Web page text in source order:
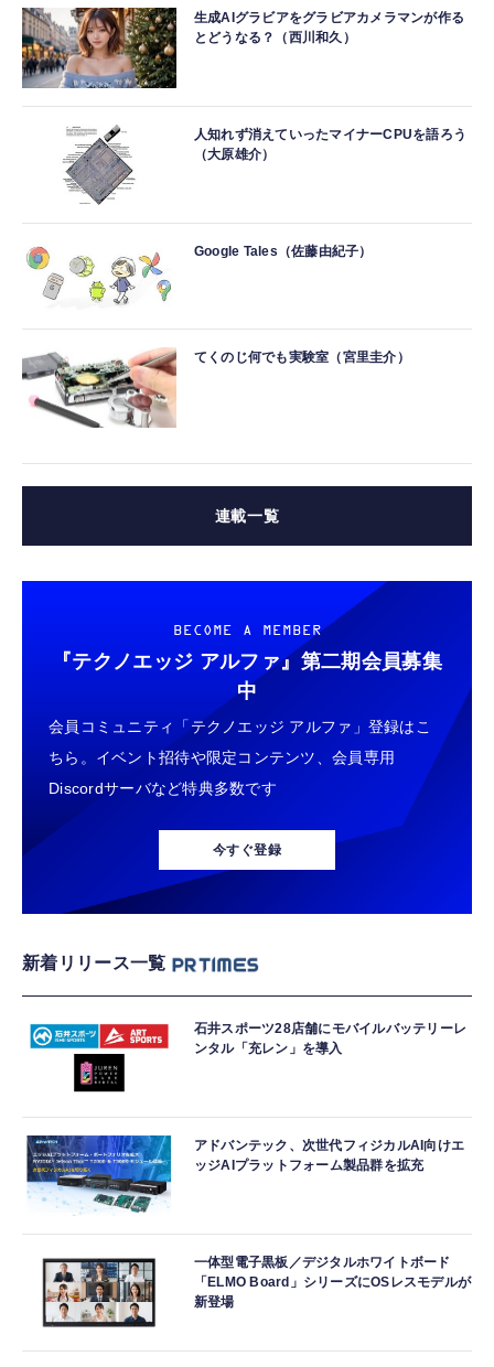
生成AIグラビアをグラビアカメラマンが作る
とどうなる？（西川和久）
人知れず消えていったマイナーCPUを語ろう
（大原雄介）
Google Tales（佐藤由紀子）
てくのじ何でも実験室（宮里圭介）
連載一覧
BECOME A MEMBER
『テクノエッジ アルファ』 第二期会員募集
中
会員コミュニティ「テクノエッジ アルファ」登録はこ
ちら。イベント招待や限定コンテンツ、会員専用
Discordサーバなど特典多数です
今すぐ登録
新着リリース一覧
石井スポーツ28店舗にモバイルバッテリーレ
ンタル「充レン」を導入
アドバンテック、次世代フィジカルAI向けエ
ッジAIプラットフォーム製品群を拡充
一体型電子黒板／デジタルホワイトボード
「ELMO Board」シリーズにOSレスモデルが
新登場